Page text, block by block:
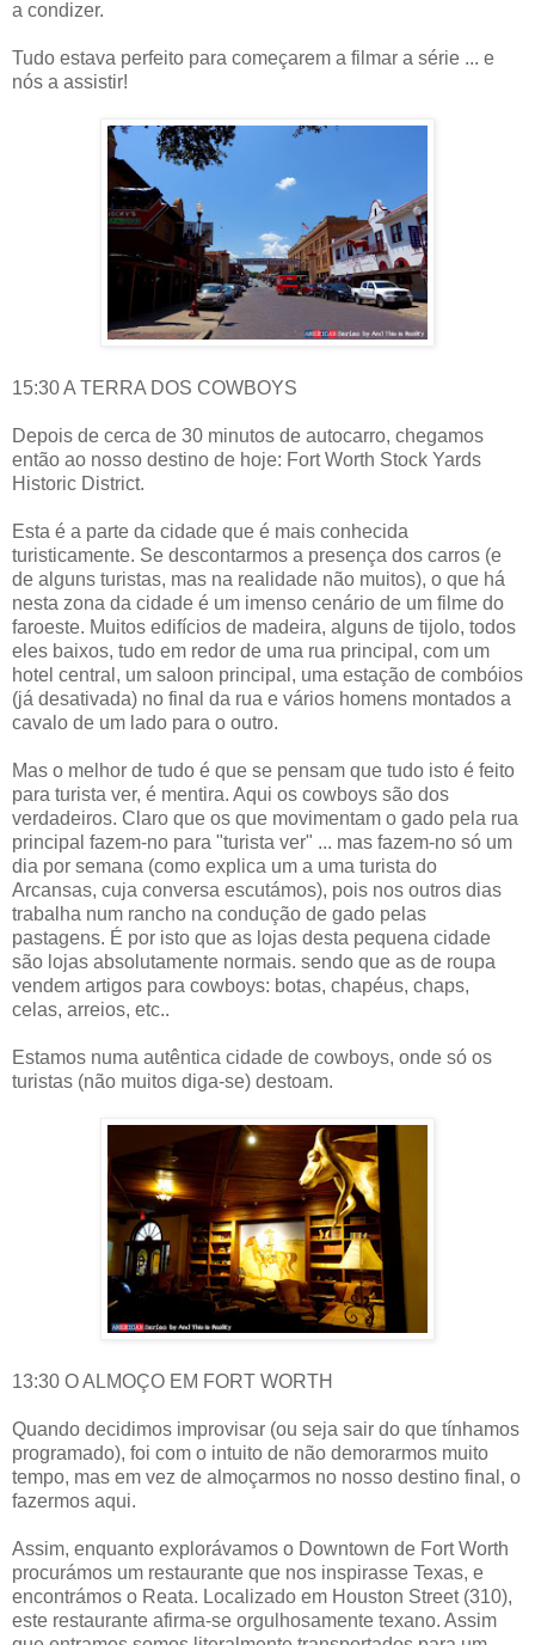
a condizer.
Tudo estava perfeito para começarem a filmar a série ... e
nós a assistir!
15:30 A TERRA DOS COWBOYS
Depois de cerca de 30 minutos de autocarro, chegamos
então ao nosso destino de hoje: Fort Worth Stock Yards
Historic District.
Esta é a parte da cidade que é mais conhecida
turisticamente. Se descontarmos a presença dos carros (e
de alguns turistas, mas na realidade não muitos), o que há
nesta zona da cidade é um imenso cenário de um filme do
faroeste. Muitos edifícios de madeira, alguns de tijolo, todos
eles baixos, tudo em redor de uma rua principal, com um
hotel central, um saloon principal, uma estação de combóios
(já desativada) no final da rua e vários homens montados a
cavalo de um lado para o outro.
Mas o melhor de tudo é que se pensam que tudo isto é feito
para turista ver, é mentira. Aqui os cowboys são dos
verdadeiros. Claro que os que movimentam o gado pela rua
principal fazem-no para "turista ver" ... mas fazem-no só um
dia por semana (como explica um a uma turista do
Arcansas, cuja conversa escutámos), pois nos outros dias
trabalha num rancho na condução de gado pelas
pastagens. É por isto que as lojas desta pequena cidade
são lojas absolutamente normais. sendo que as de roupa
vendem artigos para cowboys: botas, chapéus, chaps,
celas, arreios, etc..
Estamos numa autêntica cidade de cowboys, onde só os
turistas (não muitos diga-se) destoam.
13:30 O ALMOÇO EM FORT WORTH
Quando decidimos improvisar (ou seja sair do que tínhamos
programado), foi com o intuito de não demorarmos muito
tempo, mas em vez de almoçarmos no nosso destino final, o
fazermos aqui.
Assim, enquanto explorávamos o Downtown de Fort Worth
procurámos um restaurante que nos inspirasse Texas, e
encontrámos o Reata. Localizado em Houston Street (310),
este restaurante afirma-se orgulhosamente texano. Assim